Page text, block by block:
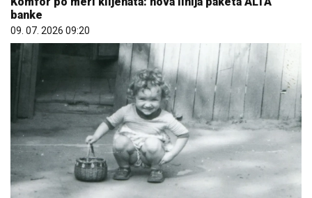
banke
09. 07. 2026 09:20